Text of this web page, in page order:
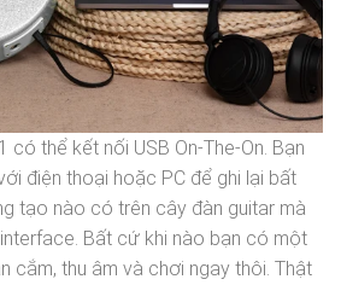
có thể kết nối USB On-The-On. Bạn
điện thoại hoặc PC để ghi lại bất
tạo nào có trên cây đàn guitar mà
Bất cứ khi nào bạn có một
cắm, thu âm và chơi ngay thôi. Thật